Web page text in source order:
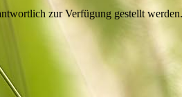
zur Verfügung gestellt